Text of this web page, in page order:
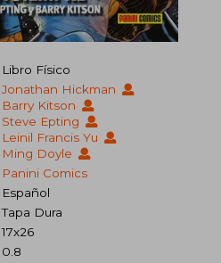
Libro Físico
Jonathan Hickman
Barry Kitson
Steve Epting
Leinil Francis Yu
Ming Doyle
Panini Comics
Español
Tapa Dura
17x26
0.8